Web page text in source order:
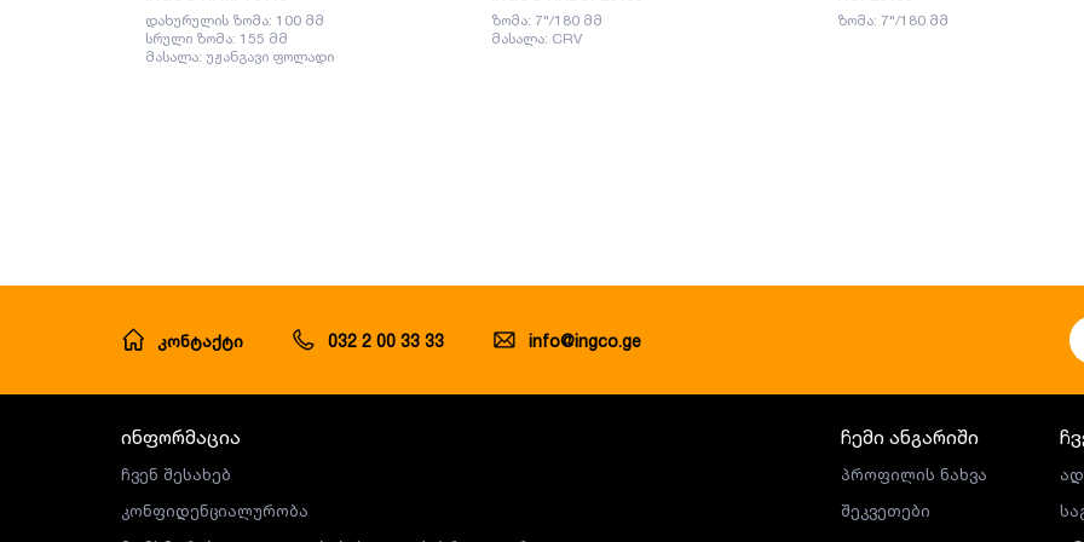
დახურულის ზომა: 100 მმ
სრული ზომა: 155 მმ
მასალა: უჟანგავი ფოლადი
ზომა: 7"/180 მმ
მასალა: CRV
ზომა: 7"/180 მმ
კონტაქტი 032 2 00 33 33 info@ingco.ge
ინფორმაცია
ჩვენ შესახებ
კონფიდენციალურობა
ჩემი ანგარიში
პროფილის ნახვა
შეკვეთები